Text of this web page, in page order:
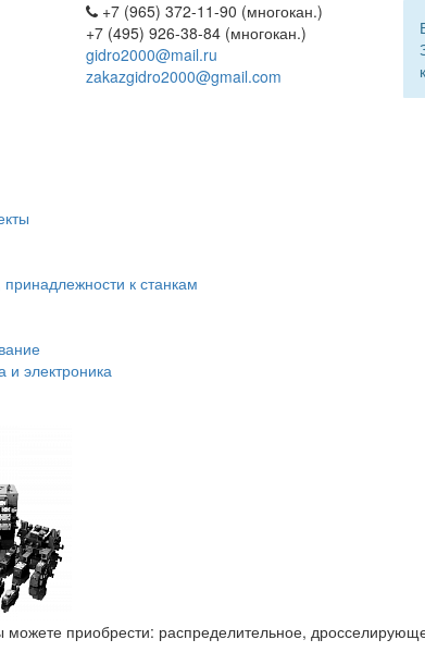
+7 (965) 372-11-90 (многокан.)
+7 (495) 926-38-84 (многокан.)
gidro2000@mail.ru
zakazgidro2000@gmail.com
к станкам
и электроника
приобрести: распределительное,